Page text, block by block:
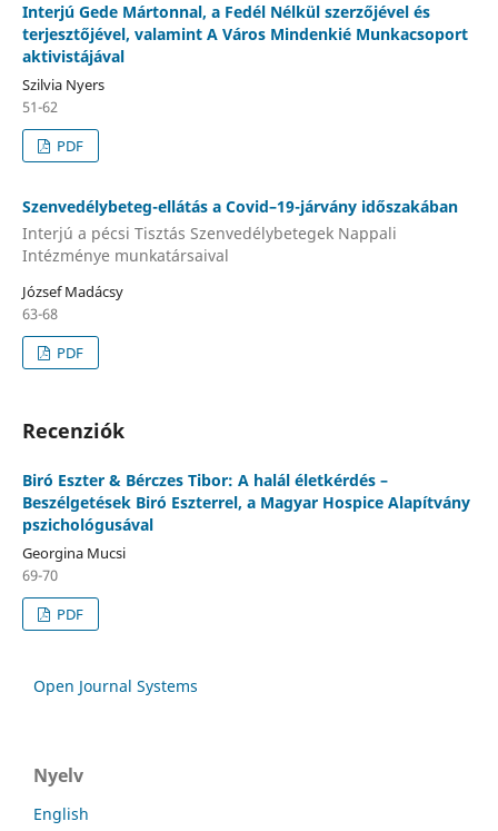
Interjú Gede Mártonnal, a Fedél Nélkül szerzőjével és
terjesztőjével, valamint A Város Mindenkié Munkacsoport
aktivistájával
Szilvia Nyers
51-62
PDF
Szenvedélybeteg-ellátás a Covid–19-járvány időszakában
Interjú a pécsi Tisztás Szenvedélybetegek Nappali
Intézménye munkatársaival
József Madácsy
63-68
PDF
Recenziók
Biró Eszter & Bérczes Tibor: A halál életkérdés –
Beszélgetések Biró Eszterrel, a Magyar Hospice Alapítvány
pszichológusával
Georgina Mucsi
69-70
PDF
Open Journal Systems
Nyelv
English